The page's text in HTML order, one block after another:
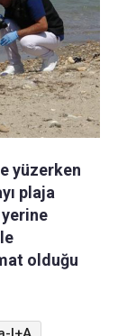
yüzerken
plaja
olduğu